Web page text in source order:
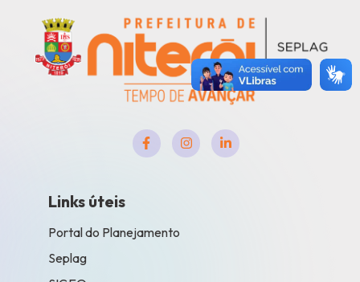
Links úteis
Portal do Planejamento
Seplag